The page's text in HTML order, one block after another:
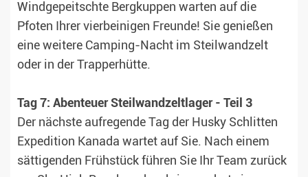
Windgepeitschte Bergkuppen warten auf die
Pfoten Ihrer vierbeinigen Freunde! Sie genießen
eine weitere Camping-Nacht im Steilwandzelt
oder in der Trapperhütte.
Tag 7: Abenteuer Steilwandzeltlager - Teil 3
Der nächste aufregende Tag der Husky Schlitten
Expedition Kanada wartet auf Sie. Nach einem
sättigenden Frühstück führen Sie Ihr Team zurück